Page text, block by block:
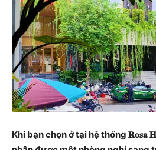
Khi bạn chọn ở tại hệ thống 𝐑𝐨𝐬𝐚